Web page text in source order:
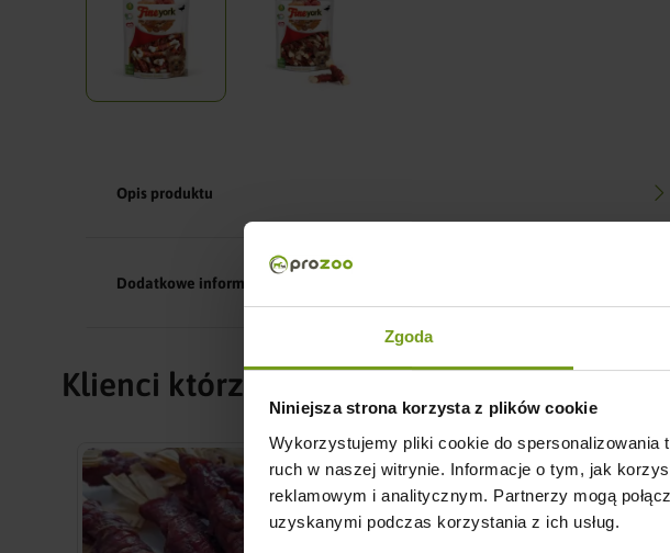
Zgoda
Niniejsza strona korzysta z plików cookie
Wykorzystujemy pliki cookie do spersonalizowania
ruch w naszej witrynie. Informacje o tym, jak
reklamowym i analitycznym. Partnerzy mogą
uzyskanymi podczas korzystania z ich usług.
Opis produktu
Dodatkowe informacje
Klienci którzy zakupili ten produkt kupili